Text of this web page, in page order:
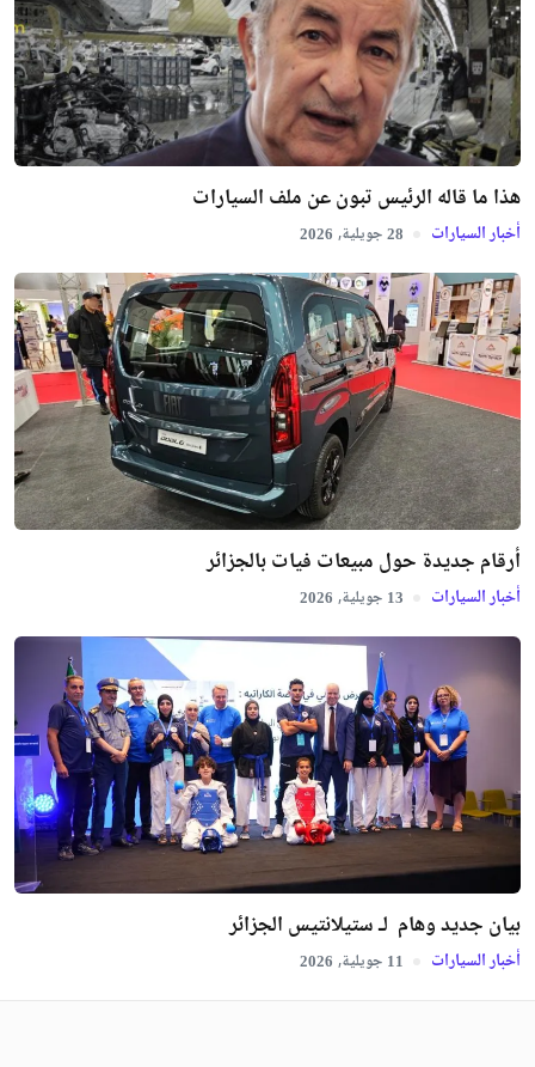
هذا ما قاله الرئيس تبون عن ملف السيارات
أخبار السيارات 28 جويلية, 2026
أرقام جديدة حول مبيعات فيات بالجزائر
أخبار السيارات 13 جويلية, 2026
بيان جديد وهام لـ ستيلانتيس الجزائر
أخبار السيارات 11 جويلية, 2026